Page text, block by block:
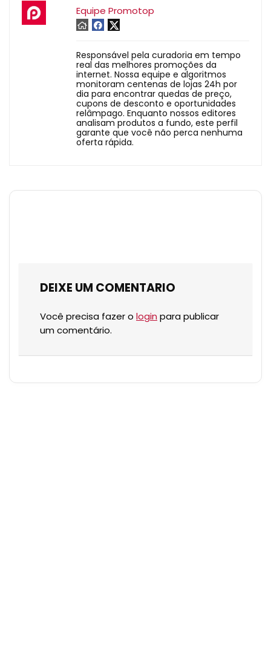
Equipe Promotop
Responsável pela curadoria em tempo
real das melhores promoções da
internet. Nossa equipe e algoritmos
monitoram centenas de lojas 24h por
dia para encontrar quedas de preço,
cupons de desconto e oportunidades
relâmpago. Enquanto nossos editores
analisam produtos a fundo, este perfil
garante que você não perca nenhuma
oferta rápida.
DEIXE UM COMENTARIO
Você precisa fazer o login para publicar
um comentário.